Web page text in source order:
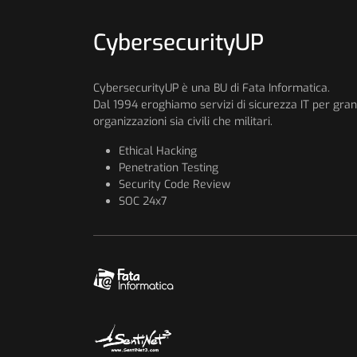
CybersecurityUP
CybersecurityUP è una BU di Fata Informatica.
Dal 1994 eroghiamo servizi di sicurezza IT per
organizzazioni sia civili che militari.
Ethical Hacking
Penetration Testing
Security Code Review
SOC 24x7